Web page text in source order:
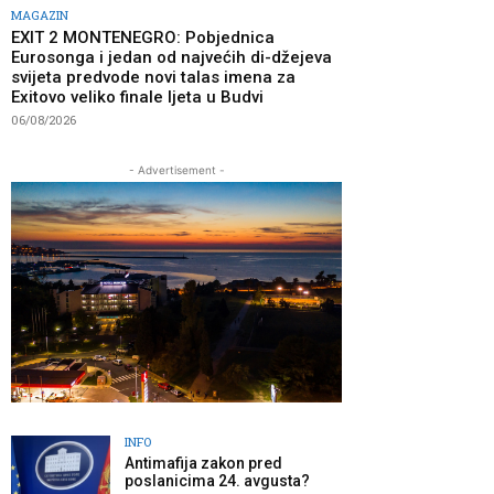
MAGAZIN
EXIT 2 MONTENEGRO: Pobjednica
Eurosonga i jedan od najvećih di-džejeva
svijeta predvode novi talas imena za
Exitovo veliko finale ljeta u Budvi
06/08/2026
- Advertisement -
INFO
Antimafija zakon pred
poslanicima 24. avgusta?